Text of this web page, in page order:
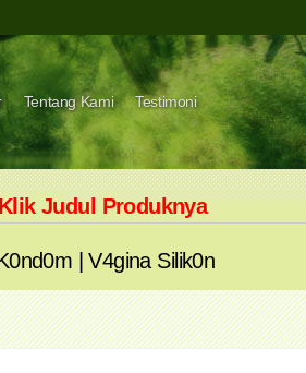
Tentang Kami Testimoni
Judul Produknya
|V4gina Silik0n